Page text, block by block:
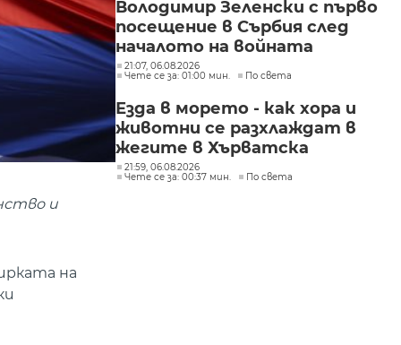
и
на
Володимир Зеленски с първо
посещение в Сърбия след
началото на войната
21:07, 06.08.2026
Чете се за: 01:00 мин.
По света
Езда в морето - как хора и
животни се разхлаждат в
жегите в Хърватска
21:59, 06.08.2026
Чете се за: 00:37 мин.
По света